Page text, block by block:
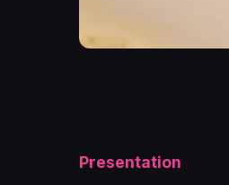
Presentation